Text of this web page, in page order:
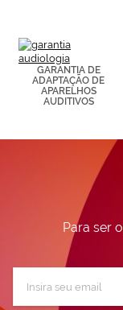
GARANTIA DE
ADAPTAÇÃO DE
APARELHOS
AUDITIVOS
Para ser